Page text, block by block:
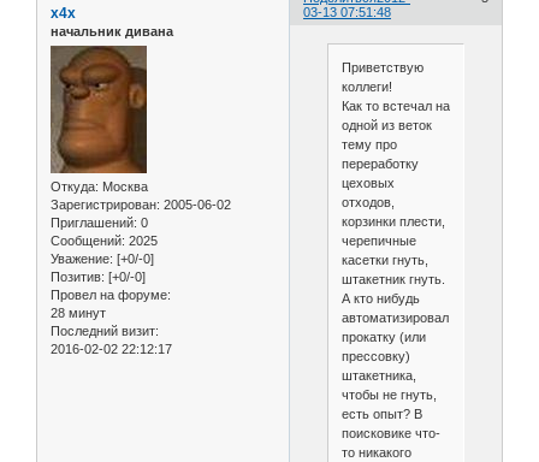
03-13 07:51:48
x4x
начальник дивана
Откуда: Москва
Зарегистрирован: 2005-06-02
Приглашений: 0
Сообщений: 2025
Уважение: [+0/-0]
Позитив: [+0/-0]
Провел на форуме:
28 минут
Последний визит:
2016-02-02 22:12:17
Приветствую
коллеги!
Как то встечал на
одной из веток
тему про
переработку
цеховых
отходов,
корзинки плести,
черепичные
касетки гнуть,
штакетник гнуть.
А кто нибудь
автоматизировал
прокатку (или
прессовку)
штакетника,
чтобы не гнуть,
есть опыт? В
поисковике что-
то никакого